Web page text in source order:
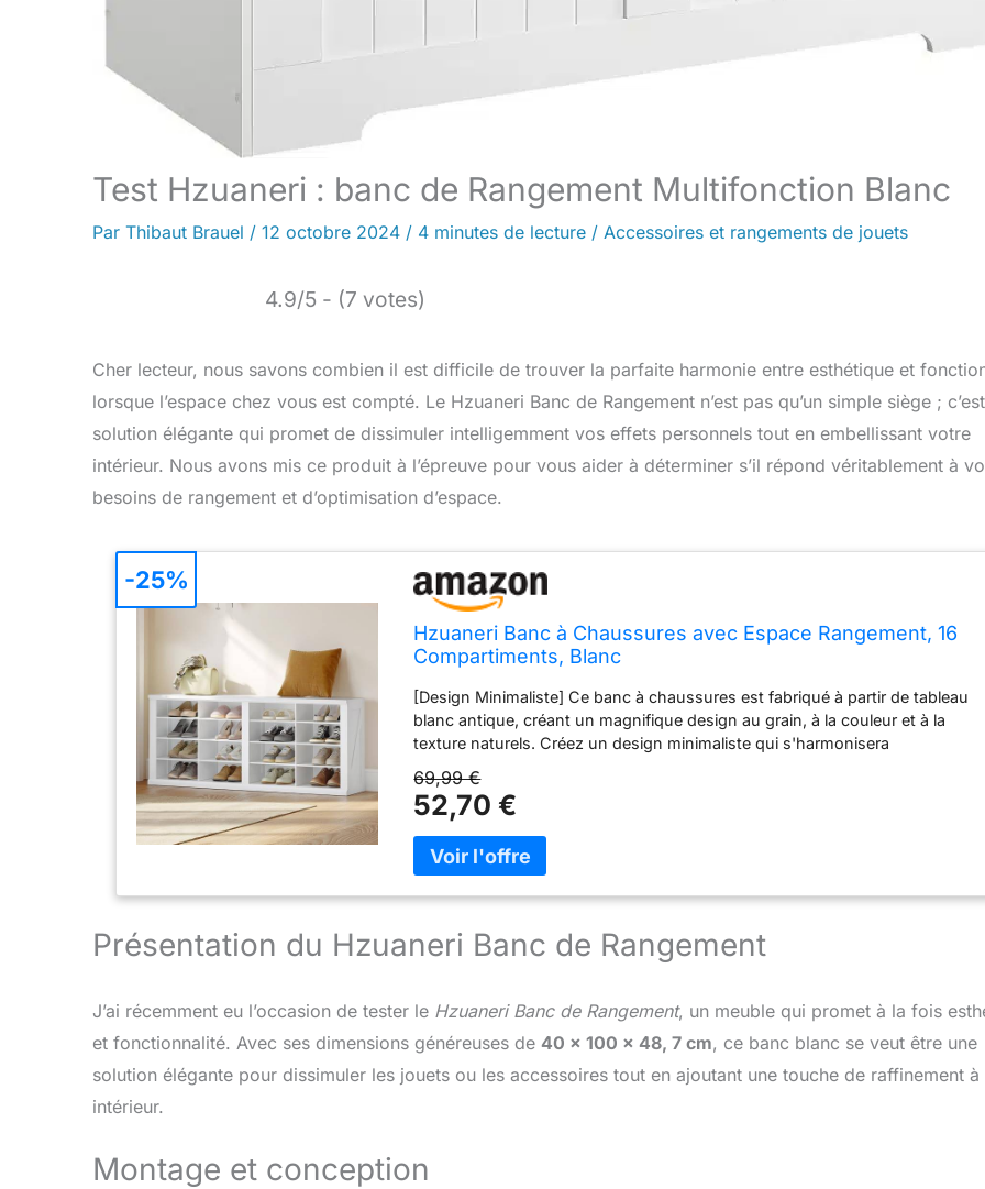
Test Hzuaneri : banc de Rangement Multifonction Blanc
Par Thibaut Brauel / 12 octobre 2024 / 4 minutes de lecture / Accessoires et rangements de jouets
4.9/5 - (7 votes)
Cher lecteur, nous savons combien il est difficile de trouver la parfaite harmonie entre esthétique et
lorsque l’espace chez vous est compté. Le Hzuaneri Banc de Rangement n’est pas qu’un simple siège ;
solution élégante qui promet de dissimuler intelligemment vos effets personnels tout en embellissant votre
intérieur. Nous avons mis ce produit à l’épreuve pour vous aider à déterminer s’il répond véritablement à
besoins de rangement et d’optimisation d’espace.
Hzuaneri Banc à Chaussures avec Espace Rangement, 16
Compartiments, Blanc
[Design Minimaliste] Ce banc à chaussures est fabriqué à partir de tableau
blanc antique, créant un magnifique design au grain, à la couleur et à la
texture naturels. Créez un design minimaliste qui s'harmonisera
banc entrée mesure 30 x 104 x 60,5 cm et dispose de 16 compartiments
extra-larges, permettant de ranger facilement chaussures pour hommes
[Durable] Fabriqué en panneaux de particules de haute qualité, ce banc à
chaussures a une capacité de charge de 150 kg et peut accueillir deux
[Polyvalent] Ce banc à chaussures peut être utilisé comme banc d'entrée,
banc de fenêtre ou banc de chevet pour ranger chaussures et bottes, ainsi
[Assemblage Facile] Chaque élément du banc chaussures entrée est
à partir de bois certifié FSC
69,99 €
52,70 €
-25%
Présentation du Hzuaneri Banc de Rangement
J’ai récemment eu l’occasion de tester le Hzuaneri Banc de Rangement, un meuble qui promet à la fois
et fonctionnalité. Avec ses dimensions généreuses de 40 x 100 x 48, 7 cm, ce banc blanc se veut être une
solution élégante pour dissimuler les jouets ou les accessoires tout en ajoutant une touche de raffinement
intérieur.
Montage et conception